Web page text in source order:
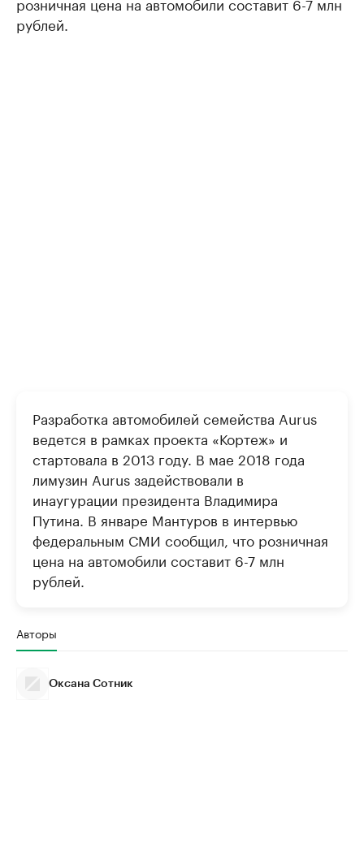
рублей.
Разработка автомобилей семейства Aurus
ведется в рамках проекта «Кортеж» и
стартовала в 2013 году. В мае 2018 года
лимузин Aurus задействовали в
инаугурации президента Владимира
Путина. В январе Мантуров в интервью
федеральным СМИ сообщил, что розничная
цена на автомобили составит 6-7 млн
рублей.
Авторы
Оксана Сотник